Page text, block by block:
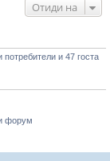
Отиди на
и 47 госта
форум